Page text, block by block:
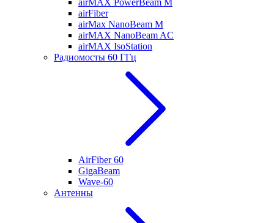
airMAX PowerBeam M
airFiber
airMax NanoBeam M
airMAX NanoBeam AC
airMAX IsoStation
Радиомосты 60 ГГц
AirFiber 60
GigaBeam
Wave-60
Антенны